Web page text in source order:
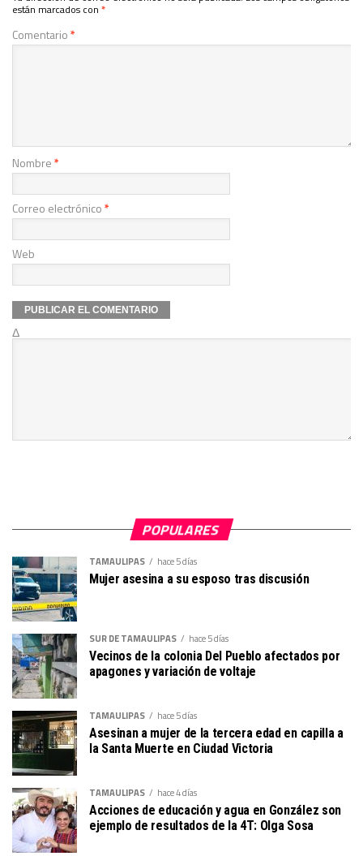
están marcados con *
Comentario*
Nombre*
Correo electrónico*
Web
Δ
POPULARES
TAMAULIPAS hace 5 días
Mujer asesina a su esposo tras discusión
SUR DE TAMAULIPAS hace 5 días
Vecinos de la colonia Del Pueblo afectados por
apagones y variación de voltaje
TAMAULIPAS hace 5 días
Asesinan a mujer de la tercera edad en capilla a
la Santa Muerte en Ciudad Victoria
TAMAULIPAS hace 4 días
Acciones de educación y agua en González son
ejemplo de resultados de la 4T: Olga Sosa